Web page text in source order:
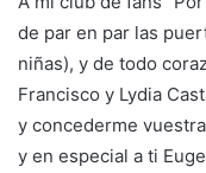
de par en par las
niñas), y de todo
Francisco y Lydia
y concederme
y en especial a ti